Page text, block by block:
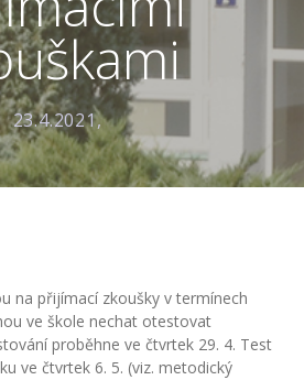
roku
23.4.2021,
na přijímací zkoušky v termínech
ve škole nechat otestovat
proběhne ve čtvrtek 29. 4. Test
ve čtvrtek 6. 5. (viz. metodický